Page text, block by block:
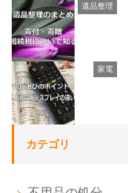
遺品整理
家電
カテゴリ